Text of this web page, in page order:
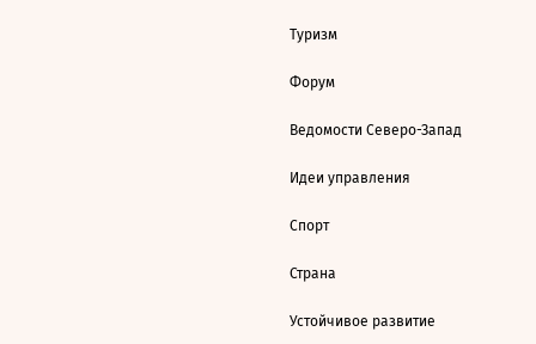
Туризм
Форум
Ведомости Северо-Запад
Идеи управления
Спорт
Страна
Устойчивое развитие